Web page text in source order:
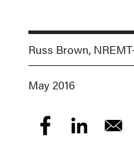
Russ Brown,
May 2016